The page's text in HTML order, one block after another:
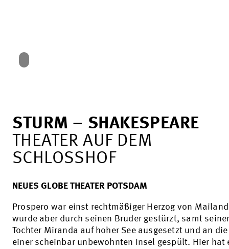
STURM – SHAKESPEARE
THEATER AUF DEM
SCHLOSSHOF
NEUES GLOBE THEATER POTSDAM
Prospero war einst rechtmäßiger Herzog von
wurde aber durch seinen Bruder gestürzt, samt
Tochter Miranda auf hoher See ausgesetzt und an die
einer scheinbar unbewohnten Insel gespült. Hier hat